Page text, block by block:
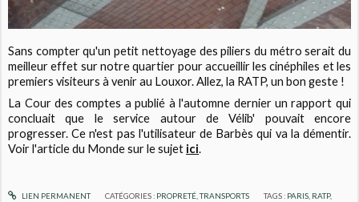
Sans compter qu'un petit nettoyage des piliers du métro serait du
meilleur effet sur notre quartier pour accueillir les cinéphiles et les
premiers visiteurs à venir au Louxor. Allez, la RATP, un bon geste !
La Cour des comptes a publié à l'automne dernier un rapport qui
concluait que le service autour de Vélib' pouvait encore
progresser. Ce n'est pas l'utilisateur de Barbès qui va la démentir.
Voir l'article du Monde sur le sujet ici.
LIEN PERMANENT CATÉGORIES : PROPRETÉ,TRANSPORTS TAGS : PARIS RATP,